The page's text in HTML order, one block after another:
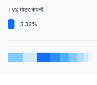
TVS मोटर कंपनी.
3.32%